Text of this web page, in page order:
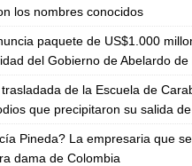
los nombres conocidos
paquete de US$1.000
del Gobierno de Abelardo de
de la Escuela de
que precipitaron su salida
Pineda? La empresaria que
dama de Colombia